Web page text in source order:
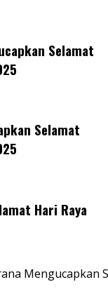
Selamat
Selamat
Hari Raya
Mengucapkan